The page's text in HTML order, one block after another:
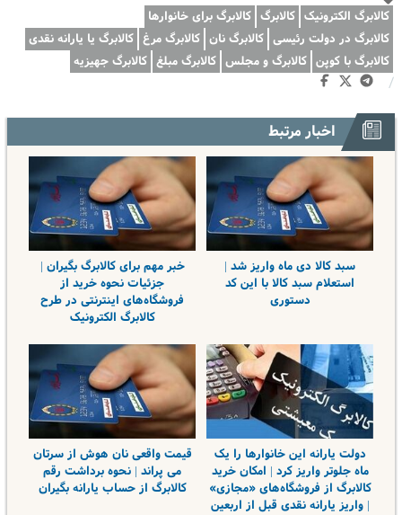
کالابرگ الکترونیک کالابرگ کالابرگ برای خانوارها
کالابرگ در دولت رئیسی کالابرگ نان کالابرگ مرغ کالابرگ یا یارانه نقدی
کالابرگ با کوپن کالابرگ و مجلس کالابرگ مبلغ کالابرگ جهیزیه
/
اخبار مرتبط
سبد کالا دی ماه واریز شد |
استعلام سبد کالا با این کد
دستوری
خبر مهم برای کالابرگ بگیران |
جزئیات نحوه خرید از
فروشگاه‌های اینترنتی در طرح
کالابرگ الکترونیک
دولت یارانه این خانوارها را یک
ماه جلوتر واریز کرد | امکان خرید
کالابرگ از فروشگاه‌های «مجازی»
| واریز یارانه نقدی قبل از اربعین
قیمت واقعی نان هوش از سرتان
می پراند | نحوه برداشت رقم
کالابرگ از حساب یارانه بگیران